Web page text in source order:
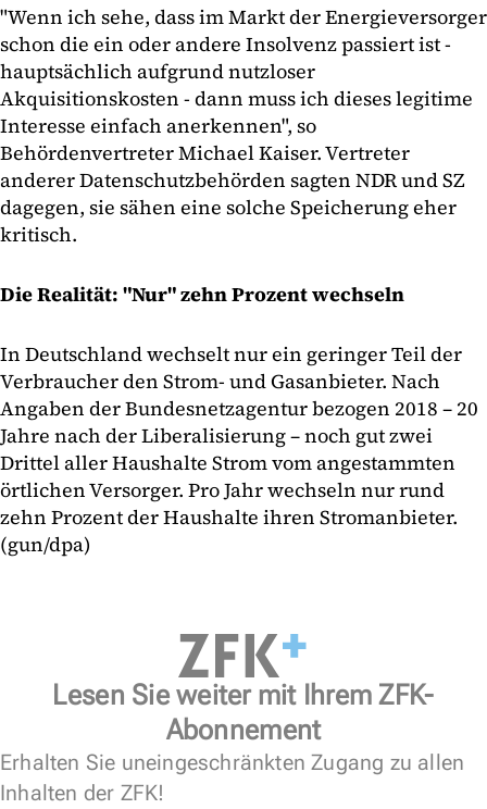
"Wenn ich sehe, dass im Markt der Energieversorger
schon die ein oder andere Insolvenz passiert ist -
hauptsächlich aufgrund nutzloser
Akquisitionskosten - dann muss ich dieses legitime
Interesse einfach anerkennen", so
Behördenvertreter Michael Kaiser. Vertreter
anderer Datenschutzbehörden sagten NDR und SZ
dagegen, sie sähen eine solche Speicherung eher
kritisch.
Die Realität: "Nur" zehn Prozent wechseln
In Deutschland wechselt nur ein geringer Teil der
Verbraucher den Strom- und Gasanbieter. Nach
Angaben der Bundesnetzagentur bezogen 2018 – 20
Jahre nach der Liberalisierung – noch gut zwei
Drittel aller Haushalte Strom vom angestammten
örtlichen Versorger. Pro Jahr wechseln nur rund
zehn Prozent der Haushalte ihren Stromanbieter.
(gun/dpa)
Lesen Sie weiter mit Ihrem ZFK-
Abonnement
Erhalten Sie uneingeschränkten Zugang zu allen
Inhalten der ZFK!